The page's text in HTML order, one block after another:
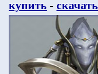
купить - скачать